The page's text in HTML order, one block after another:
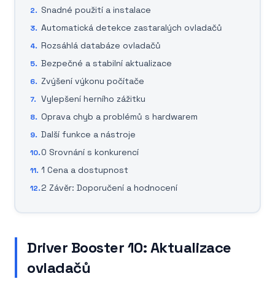
Snadné použití a instalace
Automatická detekce zastaralých ovladačů
Rozsáhlá databáze ovladačů
Bezpečné a stabilní aktualizace
Zvýšení výkonu počítače
Vylepšení herního zážitku
Oprava chyb a problémů s hardwarem
Další funkce a nástroje
0 Srovnání s konkurencí
1 Cena a dostupnost
2 Závěr: Doporučení a hodnocení
Driver Booster 10: Aktualizace
ovladačů